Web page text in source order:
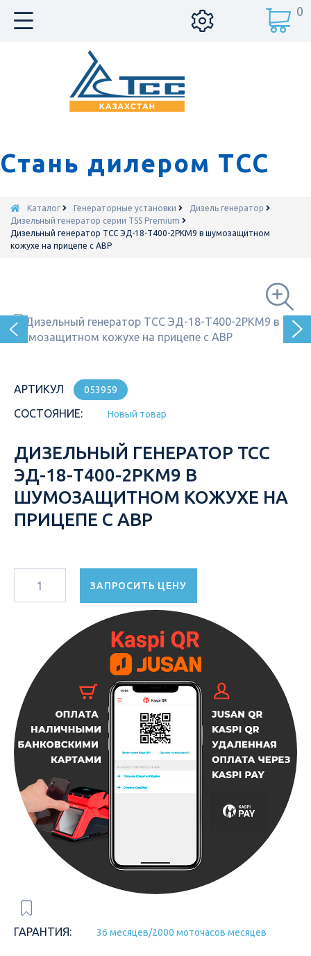
Стань дилером ТСС
0
Каталог Генераторные установки
Дизель генератор
Дизельный генератор серии TSS Premium
Дизельный генератор ТСС ЭД-18-Т400-2РКМ9 в шумозащитном
кожухе на прицепе с АВР
АРТИКУЛ 053959
СОСТОЯНИЕ: Новый товар
ДИЗЕЛЬНЫЙ ГЕНЕРАТОР ТСС
ЭД-18-Т400-2РКМ9 В
ШУМОЗАЩИТНОМ КОЖУХЕ НА
ПРИЦЕПЕ С АВР
ЗАПРОСИТЬ ЦЕНУ
ГАРАНТИЯ: 36 месяцев/2000 моточасов месяцев